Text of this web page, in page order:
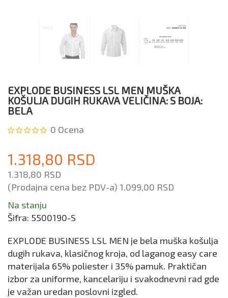
EXPLODE BUSINESS LSL MEN MUŠKA
KOŠULJA DUGIH RUKAVA VELIČINA: S BOJA:
BELA
0 Ocena
1.318,80 RSD
1.318,80 RSD
(Prodajna cena bez PDV-a) 1.099,00 RSD
Na stanju
Šifra: 5500190-S
EXPLODE BUSINESS LSL MEN je bela muška košulja
dugih rukava, klasičnog kroja, od laganog easy care
materijala 65% poliester i 35% pamuk. Praktičan
izbor za uniforme, kancelariju i svakodnevni rad gde
je važan uredan poslovni izgled.